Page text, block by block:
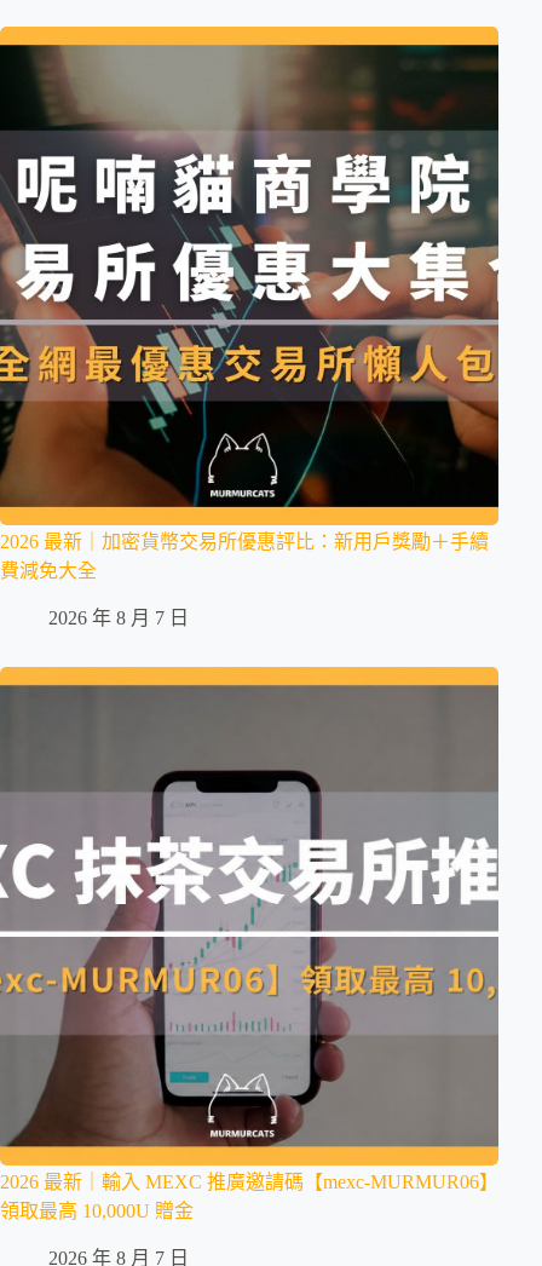
2026 最新｜加密貨幣交易所優惠評比：新用戶獎勵＋手續
費減免大全
2026 年 8 月 7 日
2026 最新｜輸入 MEXC 推廣邀請碼【mexc-MURMUR06】
領取最高 10,000U 贈金
2026 年 8 月 7 日